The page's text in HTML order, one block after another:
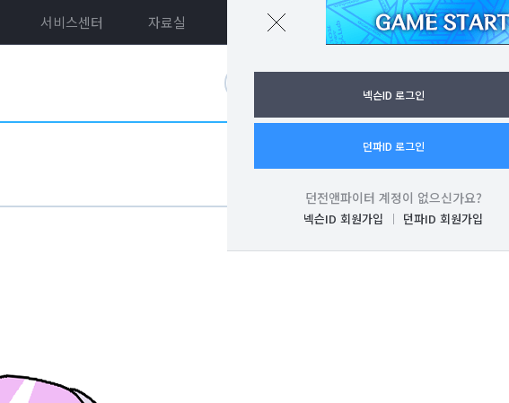
서비스센터 자료실 던파ON로그인
넥슨ID 로그인
던파ID 로그인
던전앤파이터 계정이 없으신가요?
넥슨ID 회원가입 던파ID 회원가입